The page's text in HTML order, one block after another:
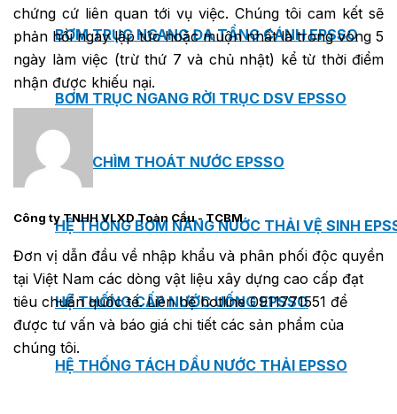
BƠM TRỤC NGANG ĐA TẦNG CÁNH EPSSO
BƠM TRỤC NGANG RỜI TRỤC DSV EPSSO
BƠM CHÌM THOÁT NƯỚC EPSSO
HỆ THỐNG BƠM NÂNG NƯỚC THẢI VỆ SINH
HỆ THỐNG CẤP NƯỚC UỐNG EPSSO
HỆ THỐNG TÁCH DẦU NƯỚC THẢI EPSSO
chứng cứ liên quan tới vụ việc. Chúng tôi cam kết sẽ
phản hồi ngay lập tức hoặc muộn nhất là trong vòng 5
ngày làm việc (trừ thứ 7 và chủ nhật) kể từ thời điểm
nhận được khiếu nại.
Công ty TNHH VLXD Toàn Cầu - TCBM
Đơn vị dẫn đầu về nhập khẩu và phân phối độc quyền
tại Việt Nam các dòng vật liệu xây dựng cao cấp đạt
tiêu chuẩn quốc tế. Liên hệ hotline 0911771551 để
được tư vấn và báo giá chi tiết các sản phẩm của
chúng tôi.